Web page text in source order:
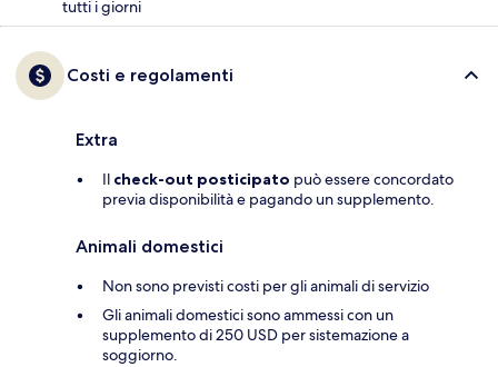
tutti i giorni
Costi e regolamenti
Extra
Il check-out posticipato può essere concordato
previa disponibilità e pagando un supplemento.
Animali domestici
Non sono previsti costi per gli animali di servizio
Gli animali domestici sono ammessi con un
supplemento di 250 USD per sistemazione a
soggiorno.